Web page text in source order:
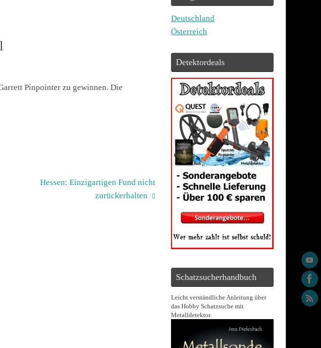
Pinpointer zu gewinnen. Die
Hessen: Einzigartigen Fund nicht
zurückerhalten
Deutschland
Österreich
Detektordeals
Schatzsucherhandbuch
Leicht verständliche Anleitung über
das Hobby Schatzsuche mit
Metalldetektor.